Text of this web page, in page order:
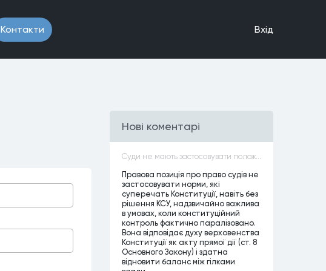
Контакти Вхiд
Нові коментарі
Суди не мають застосовувати положення законів, які не відповідають Конституції, незалежно від того, чи визнавалися вони Конституційним Судом України неконституційними, тобто закони, що суперечать Конституції України не можуть застосовуватися навіть у випадках, коли вони є чинними
Правова позиція про право судів не
застосовувати норми, які
суперечать Конституції, навіть без
рішення КСУ, надзвичайно важлива
в умовах, коли конституційний
контроль фактично паралізовано.
Вона відповідає духу верховенства
Конституції як акту прямої дії (ст. 8
Основного Закону) і здатна
відновити баланс між гілками